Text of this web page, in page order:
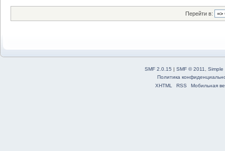
Перейти в:
SMF 2.0.15 | SMF © 2011
Simple
Политика
XHTML
RSS Мобильная